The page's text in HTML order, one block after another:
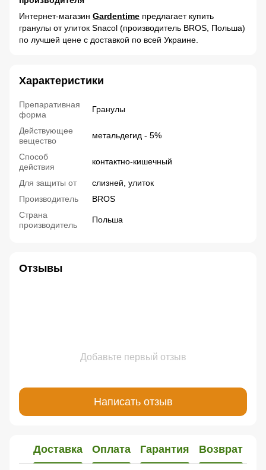
Интернет-магазин Gardentime предлагает купить
гранулы от улиток Snacol (производитель BROS, Польша)
по лучшей цене с доставкой по всей Украине.
Характеристики
Препаративная
форма
Гранулы
Действующее
вещество
метальдегид - 5%
Способ
действия
контактно-кишечный
Для защиты от
слизней, улиток
Производитель
BROS
Страна
производитель
Польша
Отзывы
Добавьте первый отзыв
Написать отзыв
Доставка Оплата Гарантия Возврат